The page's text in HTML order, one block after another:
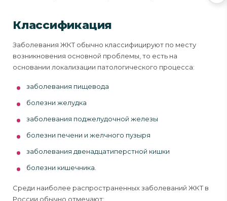
Классификация
Заболевания ЖКТ обычно классифицируют по месту
возникновения основной проблемы, то есть на
основании локализации патологического процесса:
заболевания пищевода
болезни желудка
заболевания поджелудочной железы
болезни печени и желчного пузыря
заболевания двенадцатиперстной кишки
болезни кишечника.
Среди наиболее распространенных заболеваний ЖКТ в
России обычно отмечают: